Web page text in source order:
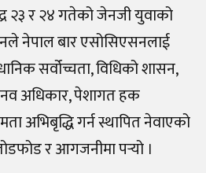
२३ र २४ गतेको जेनजी युवाको
नेपाल बार एसोसिएसनलाई
सर्वोच्चता, विधिको शासन,
अधिकार, पेशागत हक
अभिबृद्धि गर्न स्थापित नेवाएको
र आगजनीमा पर्‍यो ।